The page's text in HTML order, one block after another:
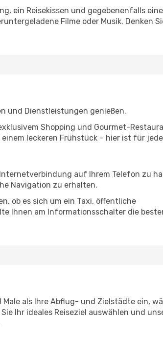
ein Reisekissen und gegebenenfalls
Filme oder Musik. Denken
und Dienstleistungen genießen.
Shopping und Gourmet-
leckeren Frühstück – hier ist für
auf Ihrem Telefon zu
Navigation zu erhalten.
ob es sich um ein Taxi, öffentliche
Ihnen am Informationsschalter die
als Ihre Abflug- und Zielstädte ein,
Ihr ideales Reiseziel auswählen und